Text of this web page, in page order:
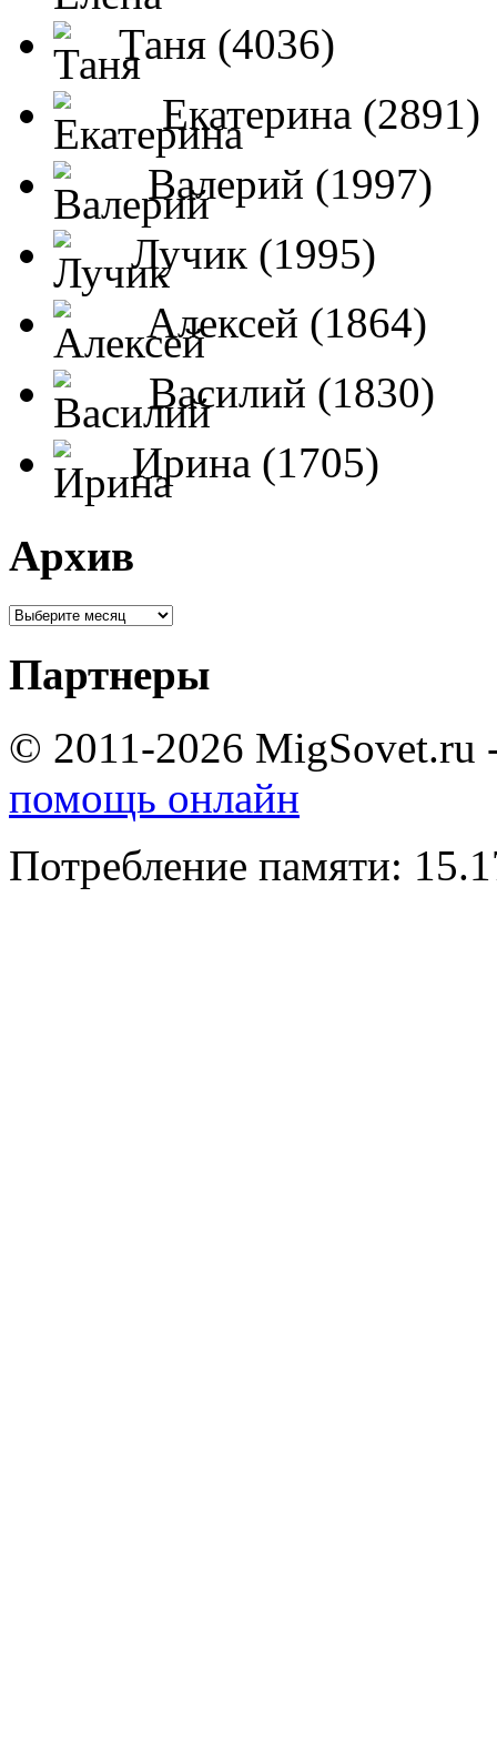
Таня (4036)
Екатерина (2891)
Валерий (1997)
Лучик (1995)
Алексей (1864)
Василий (1830)
Ирина (1705)
Архив
Партнеры
© 2011-2026 MigSovet.ru
помощь онлайн
Потребление памяти: